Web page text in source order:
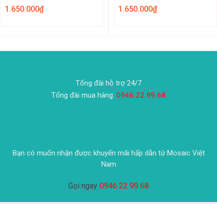
1.650.000₫ 1.650.000₫
Tổng đài hỗ trợ 24/7
Tổng đài mua hàng: 0946.22.99.68
Bạn có muốn nhận được khuyến mãi hấp dẫn từ Mosaic Việt
Nam
Gọi ngay 0946 22 99 68